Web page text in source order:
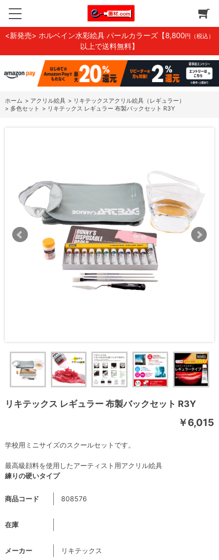
<新発売> ホルベイン水彩絵具 パールカラーズ 【8,800円（税込）
以上で送料無料】
ホーム > アクリル絵具 > リキテックスアクリル絵具（レギュラー）
> 多色セット > リキテックス レギュラー 布製バックセット R3Y
リキテックス レギュラー 布製バックセット R3Y
￥6,015
商品コード 808576
在庫
メーカー リキテックス
学校用ミニサイズのスクールセットです。
最高級顔料を使用したアーティスト用アクリル絵具
練りの硬いタイプ